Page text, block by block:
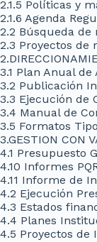
2.1.5 Políticas y
2.1.6 Agenda
2.2 Búsqueda de
2.3 Proyectos de
3.1 Plan Anual
3.2 Publicación
3.3 Ejecución de
3.4 Manual de
3.5 Formatos Tipo
3.GESTION CON
4.1 Presupuesto
4.10 Informes
4.11 Informe de
4.2 Ejecución
4.3 Estados
4.4 Planes
4.5 Proyectos de